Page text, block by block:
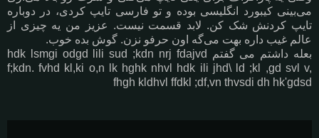
می‌بینی کیبورد انگلیسی بوده و تو فارسی تایپ کردی، در دوباره
تایپ کردنش شک کن. لابد قسمت نیست. عزیز من یه چیزی از
عالم غیب داره بهت می‌گه اون حرفو نزن. گوش بده خوب.
بعله داشتم می گفتم hdk lsmgi odgd lili sud ;kdn nrj fdajvd
f;kdn. fvhd kl,ki o,n lk hghk nhvl hdk ili jhd\ ld ;kl ,gd svl v,
fhgh kldhvl ffdkl ;df,vn thvsdi dh hk'gdsd